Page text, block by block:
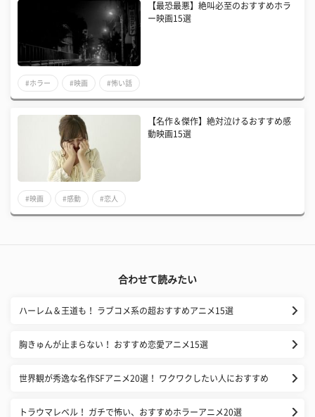
【最恐最悪】絶叫必至のおすすめホラ
ー映画15選
#ホラー #映画 #怖い話
【名作＆傑作】絶対泣けるおすすめ感
動映画15選
#映画 #感動 #恋人
合わせて読みたい
ハーレム＆王道も！ ラブコメ系の超おすすめアニメ15選
胸きゅんが止まらない！ おすすめ恋愛アニメ15選
世界観が秀逸な名作SFアニメ20選！ ワクワクしたい人におすすめ
トラウマレベル！ ガチで怖い、おすすめホラーアニメ20選